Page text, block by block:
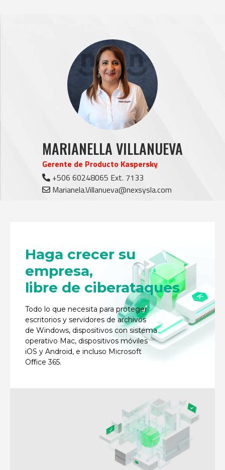
MARIANELLA VILLANUEVA
Gerente de Producto Kaspersky
+506 60248065 Ext. 7133
Marianela.Villanueva@nexsysla.com
Haga crecer su
empresa,
libre de ciberataques
Todo lo que necesita para proteger
escritorios y servidores de archivos
de Windows, dispositivos con sistema
operativo Mac, dispositivos móviles
iOS y Android, e incluso Microsoft
Oﬀice 365.